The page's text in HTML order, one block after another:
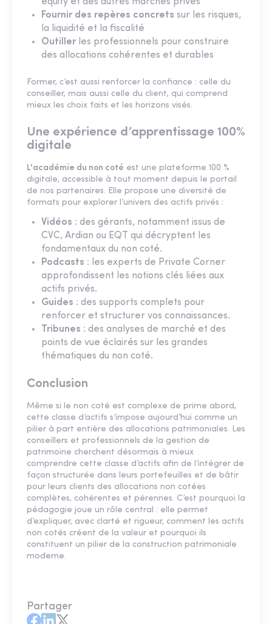
Fournir des repères concrets sur les risques,
la liquidité et la fiscalité
Outiller les professionnels pour construire
des allocations cohérentes et durables
Former, c’est aussi renforcer la confiance : celle du
conseiller, mais aussi celle du client, qui comprend
mieux les choix faits et les horizons visés.
Une expérience d’apprentissage 100%
digitale
L'académie du non coté est une plateforme 100 %
digitale, accessible à tout moment depuis le portail
de nos partenaires. Elle propose une diversité de
formats pour explorer l’univers des actifs privés :
Vidéos : des gérants, notamment issus de
CVC, Ardian ou EQT qui décryptent les
fondamentaux du non coté.
Podcasts : les experts de Private Corner
approfondissent les notions clés liées aux
actifs privés.
Guides : des supports complets pour
renforcer et structurer vos connaissances.
Tribunes : des analyses de marché et des
points de vue éclairés sur les grandes
thématiques du non coté.
Conclusion
Même si le non coté est complexe de prime abord,
cette classe d’actifs s’impose aujourd’hui comme un
pilier à part entière des allocations patrimoniales. Les
conseillers et professionnels de la gestion de
patrimoine cherchent désormais à mieux
comprendre cette classe d’actifs afin de l’intégrer de
façon structurée dans leurs portefeuilles et de bâtir
pour leurs clients des allocations non cotées
complètes, cohérentes et pérennes. C’est pourquoi la
pédagogie joue un rôle central : elle permet
d’expliquer, avec clarté et rigueur, comment les actifs
non cotés créent de la valeur et pourquoi ils
constituent un pilier de la construction patrimoniale
moderne.
Partager